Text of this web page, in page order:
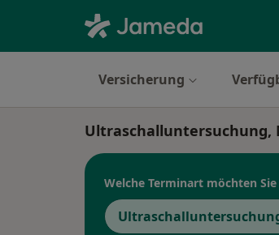
Versicherung
Ultraschalluntersuchung,
Welche Terminart möchten